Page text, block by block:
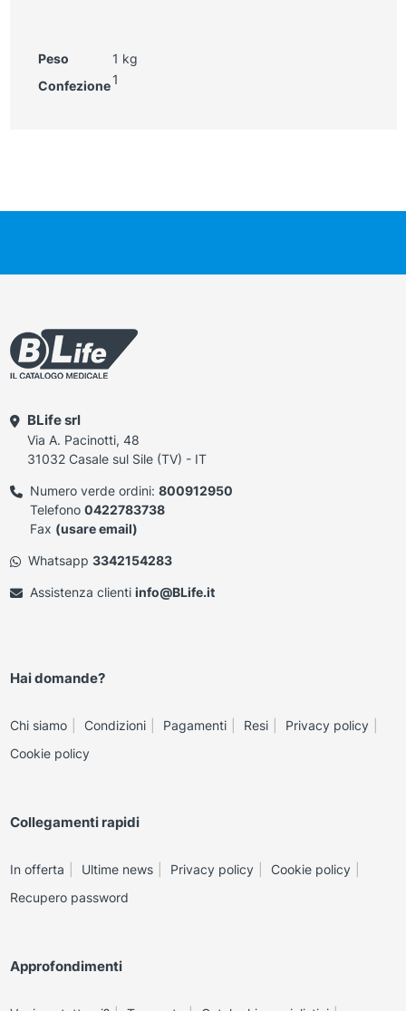
Peso
1 kg
Confezione 1
BLife srl
Via A. Pacinotti, 48
31032 Casale sul Sile (TV) - IT
Numero verde ordini: 800912950
Telefono 0422783738
Fax (usare email)
Whatsapp 3342154283
Assistenza clienti info@BLife.it
Hai domande?
Chi siamo Condizioni Pagamenti Resi
Privacy policy
Cookie policy
Collegamenti rapidi
In offerta Ultime news Privacy policy
Cookie policy
Recupero password
Approfondimenti